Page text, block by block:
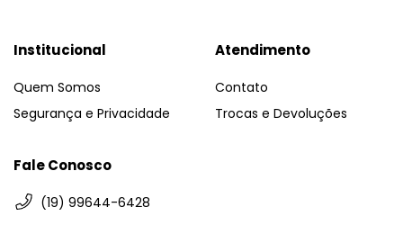
Institucional
Quem Somos
Segurança e Privacidade
Atendimento
Contato
Trocas e Devoluções
Fale Conosco
(19) 99644-6428